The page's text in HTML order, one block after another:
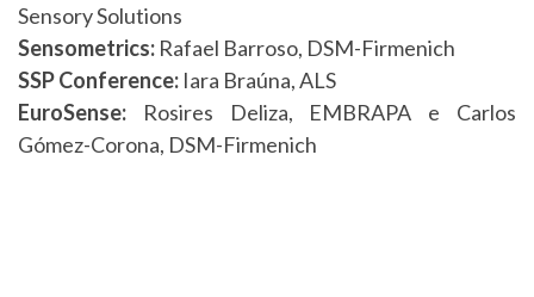
Sensory Solutions
Sensometrics: Rafael Barroso, DSM-Firmenich
SSP Conference: Iara Braúna, ALS
EuroSense: Rosires Deliza, EMBRAPA e Carlos
Gómez-Corona, DSM-Firmenich